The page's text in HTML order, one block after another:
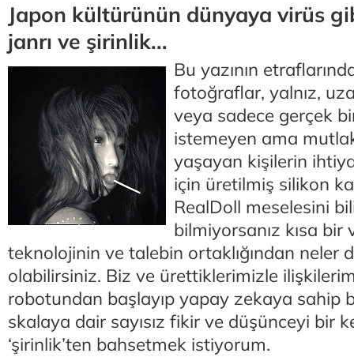
Japon kültürünün dünyaya virüs
janrı ve şirinlik...
Bu yazının
fotoğraflar, yalnız,
veya sadece gerçek
istemeyen ama
yaşayan kişilerin
için üretilmiş silikon
RealDoll meselesini
bilmiyorsanız kısa bir
teknolojinin ve talebin ortaklığından neler
olabilirsiniz. Biz ve ürettiklerimizle
robotundan başlayıp yapay zekaya sahip
skalaya dair sayısız fikir ve düşünceyi bir
‘şirinlik’ten bahsetmek istiyorum.